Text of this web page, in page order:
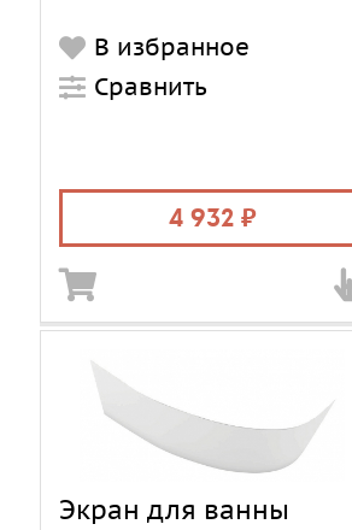
В избранное
Сравнить
4 932
Экран для ванны